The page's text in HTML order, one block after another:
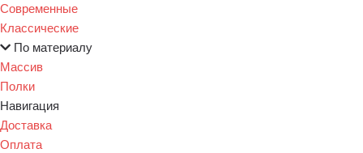
Современные
Классические
По материалу
Массив
Полки
Навигация
Доставка
Оплата